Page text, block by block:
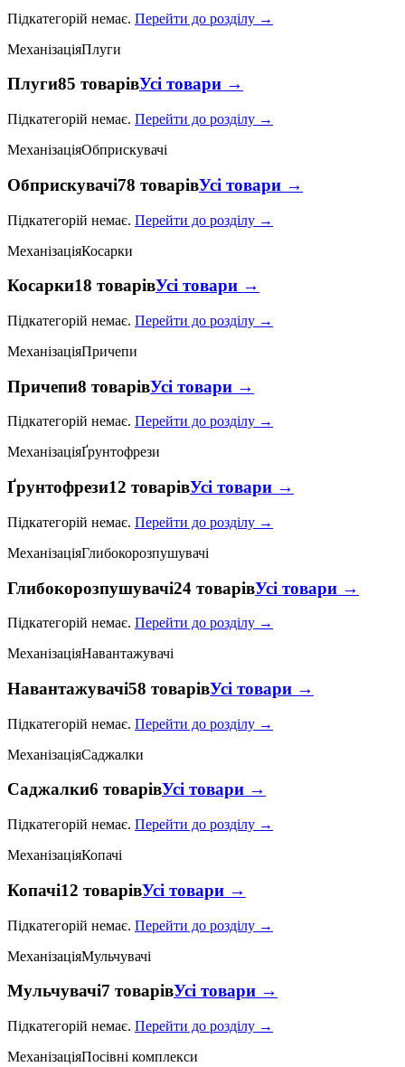
Підкатегорій немає. Перейти до розділу →
МеханізаціяПлуги
Плуги85 товарівУсі товари →
Підкатегорій немає. Перейти до розділу →
МеханізаціяОбприскувачі
Обприскувачі78 товарівУсі товари →
Підкатегорій немає. Перейти до розділу →
МеханізаціяКосарки
Косарки18 товарівУсі товари →
Підкатегорій немає. Перейти до розділу →
МеханізаціяПричепи
Причепи8 товарівУсі товари →
Підкатегорій немає. Перейти до розділу →
МеханізаціяҐрунтофрези
Ґрунтофрези12 товарівУсі товари →
Підкатегорій немає. Перейти до розділу →
МеханізаціяГлибокорозпушувачі
Глибокорозпушувачі24 товарівУсі товари →
Підкатегорій немає. Перейти до розділу →
МеханізаціяНавантажувачі
Навантажувачі58 товарівУсі товари →
Підкатегорій немає. Перейти до розділу →
МеханізаціяСаджалки
Саджалки6 товарівУсі товари →
Підкатегорій немає. Перейти до розділу →
МеханізаціяКопачі
Копачі12 товарівУсі товари →
Підкатегорій немає. Перейти до розділу →
МеханізаціяМульчувачі
Мульчувачі7 товарівУсі товари →
Підкатегорій немає. Перейти до розділу →
МеханізаціяПосівні комплекси